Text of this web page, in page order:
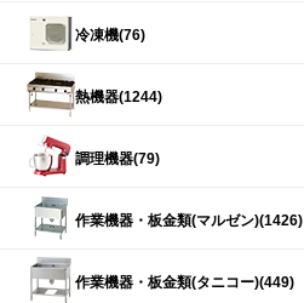
冷凍機(76)
熱機器(1244)
調理機器(79)
作業機器・板金類(マルゼン)(1426)
作業機器・板金類(タニコー)(449)